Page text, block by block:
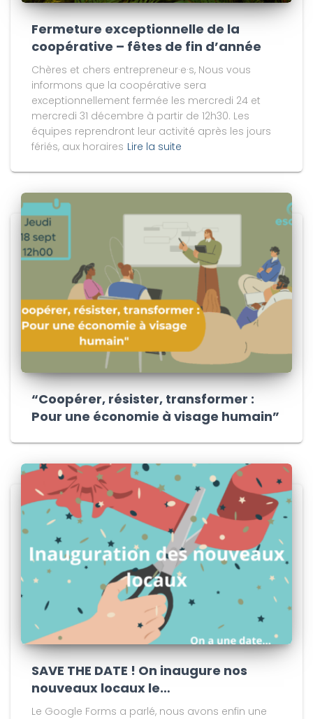
Fermeture exceptionnelle de la
coopérative – fêtes de fin d’année
Chères et chers entrepreneur·e·s, Nous vous
informons que la coopérative sera
exceptionnellement fermée les mercredi 24 et
mercredi 31 décembre à partir de 12h30. Les
équipes reprendront leur activité après les jours
fériés, aux horaires Lire la suite
“Coopérer, résister, transformer :
Pour une économie à visage humain”
SAVE THE DATE ! On inaugure nos
nouveaux locaux le…
Le Google Forms a parlé, nous avons enfin une